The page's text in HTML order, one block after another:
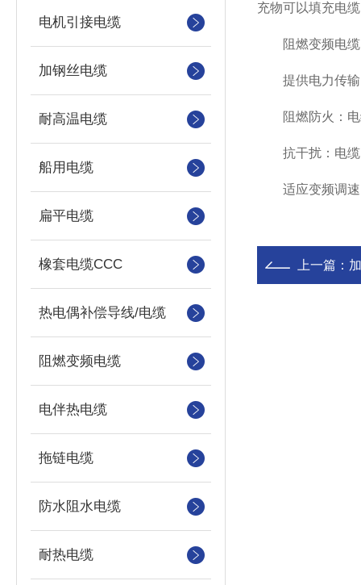
电机引接电缆
加钢丝电缆
耐高温电缆
船用电缆
扁平电缆
橡套电缆CCC
热电偶补偿导线/电缆
阻燃变频电缆
电伴热电缆
拖链电缆
防水阻水电缆
耐热电缆
充物可以填充电
阻燃变频电缆
提供电力传输
阻燃防火：电
抗干扰：电缆
适应变频调速
上一篇：